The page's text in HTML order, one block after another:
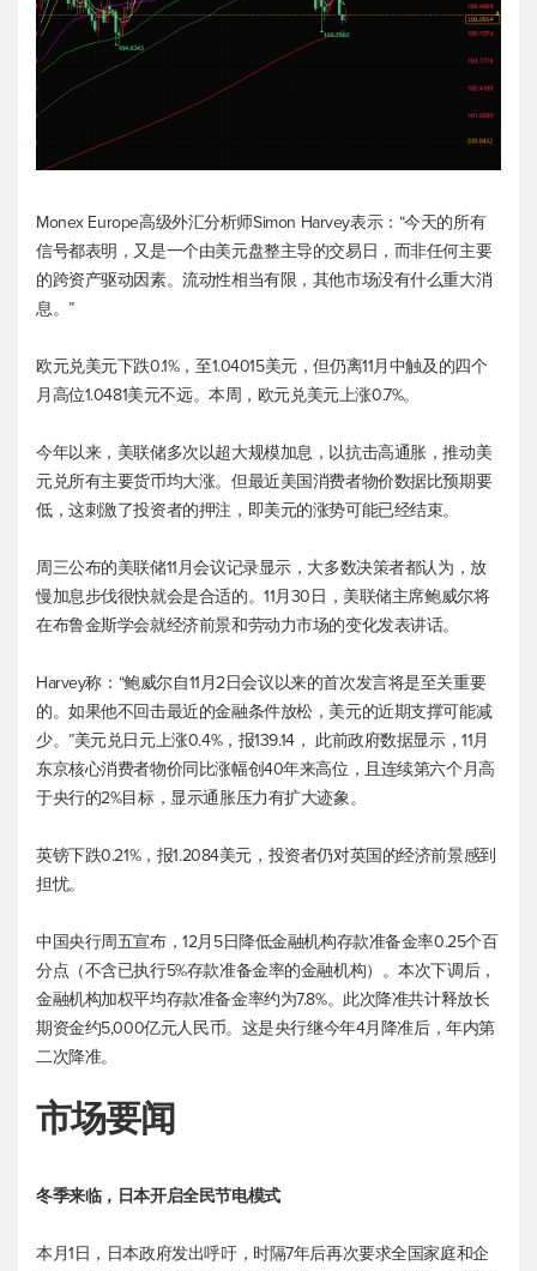
Monex Europe高级外汇分析师Simon Harvey表示：“今天的所有
信号都表明，又是一个由美元盘整主导的交易日，而非任何主要
的跨资产驱动因素。流动性相当有限，其他市场没有什么重大消
息。”
欧元兑美元下跌0.1%，至1.04015美元，但仍离11月中触及的四个
月高位1.0481美元不远。本周， 欧元兑美元上涨0.7%。
今年以来，美联储多次以超大规模加息，以抗击高通胀，推动美
元兑所有主要货币均大涨。但最近美国消费者物价数据比预期要
低，这刺激了投资者的押注，即美元的涨势可能已经结束。
周三公布的美联储11月会议记录显示，大多数决策者都认为，放
慢加息步伐很快就会是合适的。11月30日，美联储主席鲍威尔将
在布鲁金斯学会就经济前景和劳动力市场的变化发表讲话。
Harvey称：“鲍威尔自11月2日会议以来的首次发言将是至关重要
的。如果他不回击最近的金融条件放松，美元的近期支撑可能减
少。”美元兑日元上涨0.4%，报139.14， 此前政府数据显示，11月
东京核心消费者物价同比涨幅创40年来高位，且连续第六个月高
于央行的2%目标，显示通胀压力有扩大迹象。
英镑下跌0.21%，报1.2084美元，投资者仍对英国的经济前景感到
担忧。
中国央行周五宣布，12月5日降低金融机构存款准备金率0.25个百
分点（不含已执行5%存款准备金率的金融机构）。本次下调后，
金融机构加权平均存款准备金率约为7.8%。此次降准共计释放长
期资金约5,000亿元人民币。这是央行继今年4月降准后，年内第
二次降准。
市场要闻
冬季来临，日本开启全民节电模式
本月1日，日本政府发出呼吁，时隔7年后再次要求全国家庭和企